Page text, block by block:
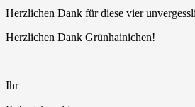
Herzlichen Dank für diese vier
Herzlichen Dank Grünhainichen!
Ihr